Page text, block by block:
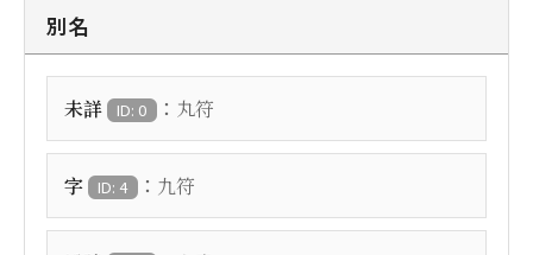
別名
未詳 ID: 0 ： 丸符
字 ID: 4 ： 九符